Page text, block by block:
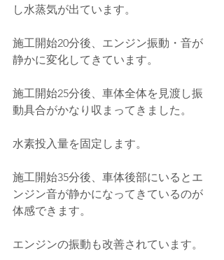
し水蒸気が出ています。
施工開始20分後、エンジン振動・音が
静かに変化してきています。
施工開始25分後、車体全体を見渡し振
動具合がかなり収まってきました。
水素投入量を固定します。
施工開始35分後、車体後部にいるとエ
ンジン音が静かになってきているのが
体感できます。
エンジンの振動も改善されています。